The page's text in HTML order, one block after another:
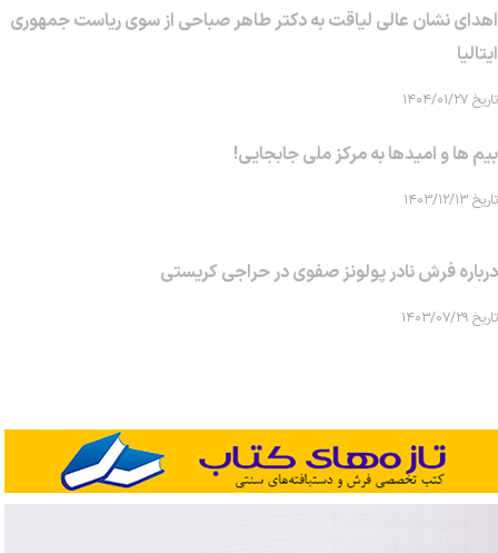
اهدای نشان عالی لیاقت به دکتر طاهر صباحی از سوی ریاست جمهوری
ایتالیا
تاریخ ۱۴۰۴/۰۱/۲۷
بیم ها و امیدها به مرکز ملی جابجایی!
تاریخ ۱۴۰۳/۱۲/۱۳
درباره فرش نادر پولونز صفوی در حراجی کریستی
تاریخ ۱۴۰۳/۰۷/۲۹